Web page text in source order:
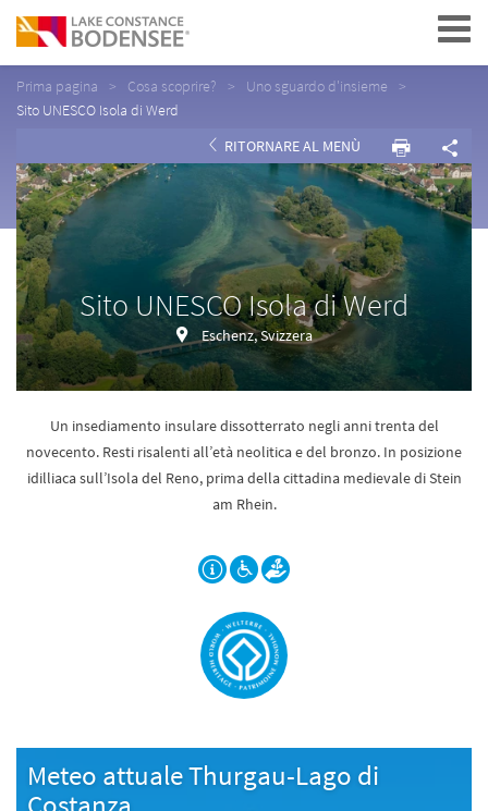
Navigation
Prima pagina Cosa scoprire?
Uno sguardo d'insieme
Sito UNESCO Isola di Werd
RITORNARE AL MENÙ
Sito UNESCO Isola di Werd
Eschenz, Svizzera
Un insediamento insulare dissotterrato negli anni trenta del
novecento. Resti risalenti all’età neolitica e del bronzo. In posizione
idilliaca sull’Isola del Reno, prima della cittadina medievale di Stein
am Rhein.
Meteo attuale Thurgau-Lago di